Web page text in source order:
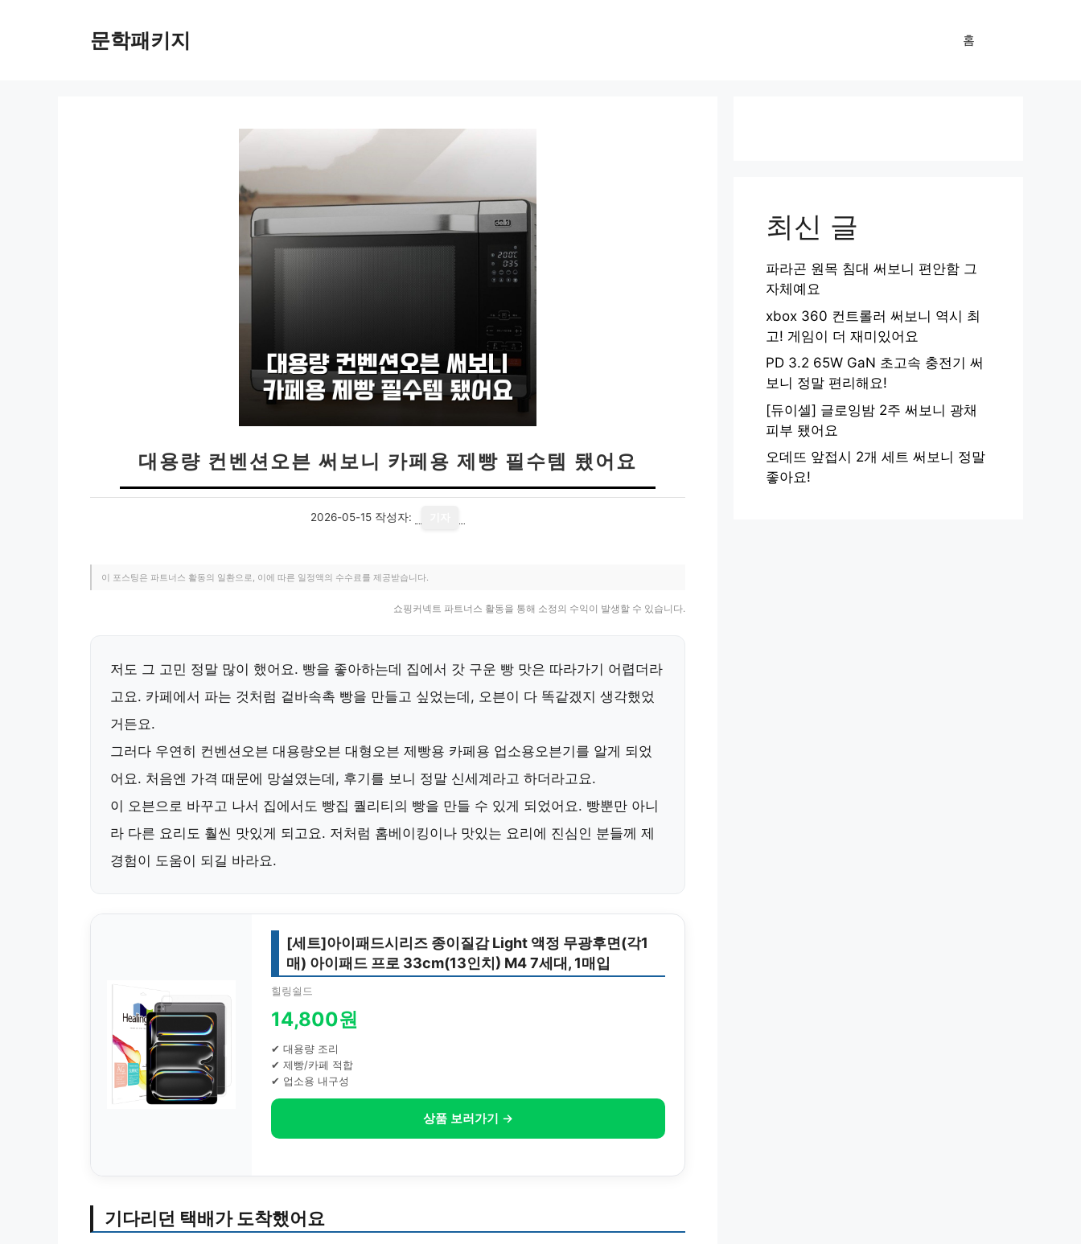
문학패키지 홈
대용량 컨벤션오븐 써보니 카페용 제빵 필수템 됐어요
2026-05-15 작성자:
이 포스팅은 파트너스 활동의 일환으로, 이에 따른 일정액의 수수료를 제공받습니다.
쇼핑커넥트 파트너스 활동을 통해 소정의 수익이 발생할 수 있습니다.
저도 그 고민 정말 많이 했어요. 빵을 좋아하는데 집에서 갓 구운 빵 맛은 따라가기 어렵더라
고요. 카페에서 파는 것처럼 겉바속촉 빵을 만들고 싶었는데, 오븐이 다 똑같겠지 생각했었
거든요.
그러다 우연히 컨벤션오븐 대용량오븐 대형오븐 제빵용 카페용 업소용오븐기 를 알게 되었
어요. 처음엔 가격 때문에 망설였는데, 후기를 보니 정말 신세계라고 하더라고요.
이 오븐으로 바꾸고 나서 집에서도 빵집 퀄리티의 빵을 만들 수 있게 되었어요. 빵뿐만 아니
라 다른 요리도 훨씬 맛있게 되고요. 저처럼 홈베이킹이나 맛있는 요리에 진심인 분들께 제
경험이 도움이 되길 바라요.
[세트]아이패드시리즈 종이질감 Light 액정 무광후면(각1
매) 아이패드 프로 33cm(13인치) M4 7세대, 1매입
힐링쉴드
14,800원
✔ 대용량 조리
✔ 제빵/카페 적합
✔ 업소용 내구성
상품 보러가기 →
기다리던 택배가 도착했어요
최신 글
파라곤 원목 침대 써보니 편안함 그
자체예요
xbox 360 컨트롤러 써보니 역시 최
고! 게임이 더 재미있어요
PD 3.2 65W GaN 초고속 충전기 써
보니 정말 편리해요!
[듀이셀] 글로잉밤 2주 써보니 광채
피부 됐어요
오데뜨 앞접시 2개 세트 써보니 정말
좋아요!